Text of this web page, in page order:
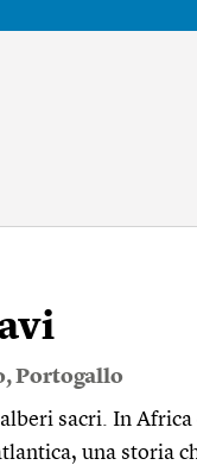
,Portogallo
sacri. In
una storia